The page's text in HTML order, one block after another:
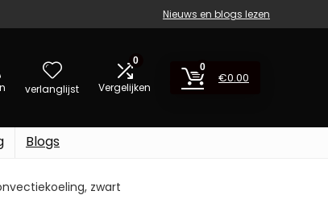
Nieuws en blogs lezen
verlanglijst
0
Vergelijken
0
€0.00
Blogs
zwart